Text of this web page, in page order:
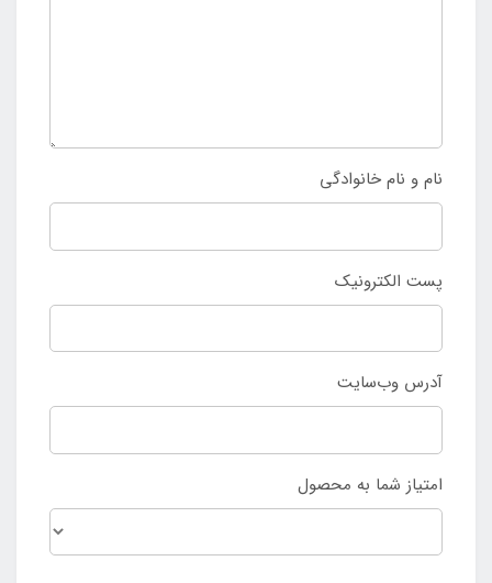
نام و نام خانوادگی
پست الکترونیک
آدرس وب‌سایت
امتیاز شما به محصول